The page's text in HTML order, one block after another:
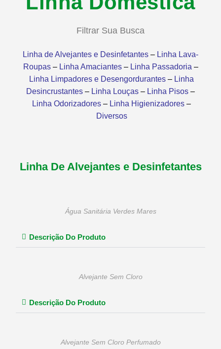
Filtrar Sua Busca
Linha de Alvejantes e Desinfetantes – Linha Lava-
Roupas – Linha Amaciantes–Linha Passadoria –
Linha Limpadores e Desengordurantes – Linha
Desincrustantes – Linha Louças – Linha Pisos –
Linha Odorizadores – Linha Higienizadores –
Diversos
Linha De Alvejantes e Desinfetantes
Água Sanitária Verdes Mares
Descrição Do Produto
Alvejante Sem Cloro
Descrição Do Produto
Alvejante Sem Cloro Perfumado